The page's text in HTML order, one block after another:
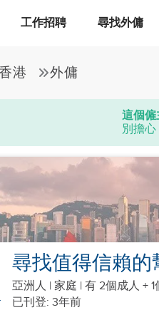
工作招聘 尋找外傭
港 外傭
這個僱
別擔心
尋找值得信賴
亞洲人 | 家庭 | 有 2個成人 + 1
已刊登: 3年前